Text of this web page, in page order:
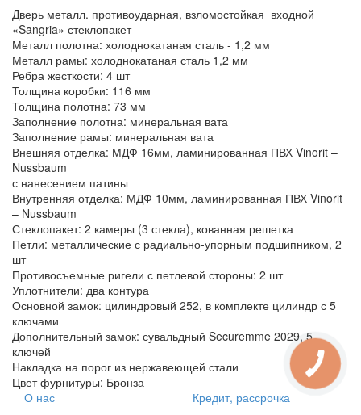
Дверь металл. противоударная, взломостойкая входной
«Sangria» стеклопакет
Металл полотна: холоднокатаная сталь - 1,2 мм
Металл рамы: холоднокатаная сталь 1,2 мм
Ребра жесткости: 4 шт
Толщина коробки: 116 мм
Толщина полотна: 73 мм
Заполнение полотна: минеральная вата
Заполнение рамы: минеральная вата
Внешняя отделка: МДФ 16мм, ламинированная ПВХ Vinorit –
Nussbaum
с нанесением патины
Внутренняя отделка: МДФ 10мм, ламинированная ПВХ Vinorit
– Nussbaum
Стеклопакет: 2 камеры (3 стекла), кованная решетка
Петли: металлические с радиально-упорным подшипником, 2
шт
Противосъемные ригели с петлевой стороны: 2 шт
Уплотнители: два контура
Основной замок: цилиндровый 252, в комплекте цилиндр с 5
ключами
Дополнительный замок: сувальдный Securemme 2029, 5
ключей
Накладка на порог из нержавеющей стали
Цвет фурнитуры: Бронза
О нас
Кредит, рассрочка